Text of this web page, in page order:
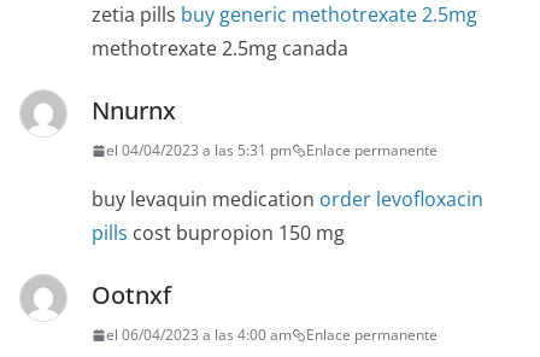
zetia pills buy generic methotrexate 2.5mg
methotrexate 2.5mg canada
Nnurnx
el 04/04/2023 a las 5:31 pm Enlace permanente
buy levaquin medication order levofloxacin
pills cost bupropion 150 mg
Ootnxf
el 06/04/2023 a las 4:00 am Enlace permanente